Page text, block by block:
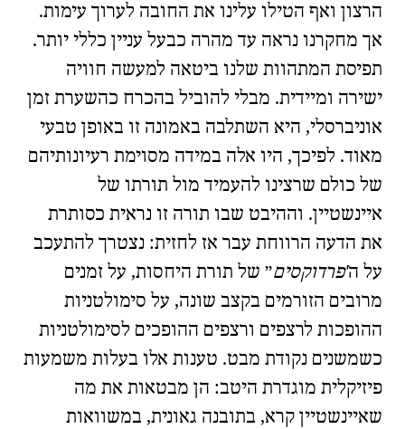
הרצון ואף הטילו עלינו את החובה לערוך עימות.
אך מחקרנו נראה עד מהרה כבעל עניין כללי יותר.
תפיסת המתהוות שלנו ביטאה למעשה חוויה
ישירה ומיידית. מבלי להוביל בהכרח כהשערת זמן
אוניברסלי, היא השתלבה באמונה זו באופן טבעי
מאוד. לפיכך, היו אלה במידה מסוימת רעיונותיהם
של כולם שרצינו להעמיד מול תורתו של
איינשטיין. וההיבט שבו תורה זו נראית כסותרת
את הדעה הרווחת עבר אז לחזית: נצטרך להתעכב
על הפרדוקסים
של תורת היחסות, על זמנים
מרובים הזורמים בקצב שונה, על סימולטניות
ההופכות לרצפים ורצפים ההופכים לסימולטניות
כשמשנים נקודת מבט. טענות אלו בעלות משמעות
פיזיקלית מוגדרת היטב: הן מבטאות את מה
שאיינשטיין קרא, בתובנה גאונית, במשוואות